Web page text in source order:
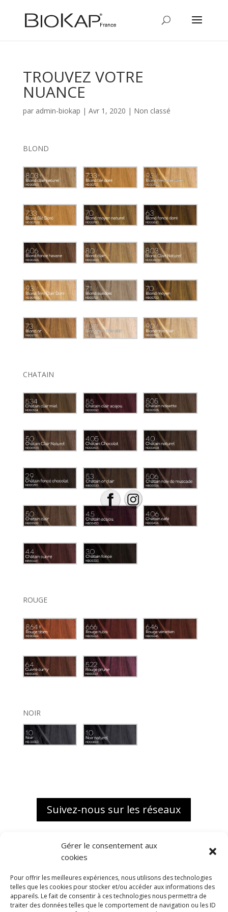
Gérer le consentement aux
cookies
Pour offrir les meilleures expériences, nous utilisons des technologies
telles que les cookies pour stocker et/ou accéder aux informations des
appareils. Le fait de consentir à ces technologies nous permettra de
traiter des données telles que le comportement de navigation ou les ID
TROUVEZ VOTRE
NUANCE
par admin-biokap | Avr 1, 2020 | Non classé
BLOND
CHATAIN
ROUGE
NOIR
Suivez-nous sur les réseaux